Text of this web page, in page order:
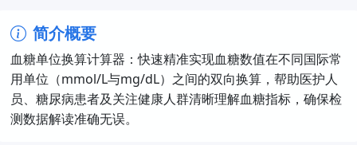
简介概要
血糖单位换算计算器：快速精准实现血糖数值在不同国际常
用单位（mmol/L与mg/dL）之间的双向换算，帮助医护人
员、糖尿病患者及关注健康人群清晰理解血糖指标，确保检
测数据解读准确无误。​